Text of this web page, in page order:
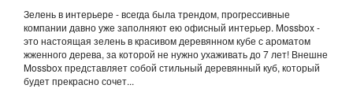
Зелень в интерьере - всегда была трендом, прогрессивные
компании давно уже заполняют ею офисный интерьер. Mossbox -
это настоящая зелень в красивом деревянном кубе с ароматом
жженного дерева, за которой не нужно ухаживать до 7 лет! Внешне
Mossbox представляет собой стильный деревянный куб, который
будет прекрасно сочет...